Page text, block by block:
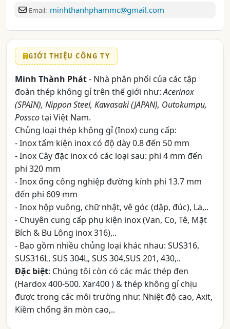
Email: minhthanhphammc@gmail.com
GIỚI THIỆU CÔNG TY
Minh Thành Phát- Nhà phân phối của các tập
đoàn thép không gỉ trên thế giới như:Acerinox
(SPAIN), Nippon Steel, Kawasaki (JAPAN), Outokumpu,
Posscotại Việt Nam.
Chủng loại thép không gỉ (Inox) cung cấp:
- Inox tấm kiện inox có độ dày 0.8 đến 50 mm
- Inox Cây đặc inox có các loại sau: phi 4 mm đến
phi 320 mm
- Inox ống công nghiệp đường kính phi 13.7 mm
đến phi 609 mm
- Inox hộp vuông, chữ nhật, vê góc (dập, đúc), La,..
- Chuyên cung cấp phụ kiện inox (Van, Co, Tê, Mặt
Bích & Bu Lông inox 316),..
- Bao gồm nhiều chủng loại khác nhau: SUS316,
SUS316L, SUS 304L, SUS 304,SUS 201, 430,..
Đặc biệt: Chúng tôi còn có các mác thép đen
(Hardox 400-500. Xar400 ) & thép không gỉ chịu
được trong các môi trường như: Nhiệt độ cao, Axit,
Kiềm chống ăn mòn cao,..